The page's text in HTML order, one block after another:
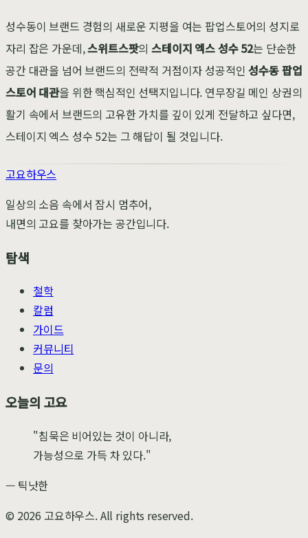
성수동이 브랜드 경험의 새로운 지평을 여는 팝업스토어의 성지로
자리 잡은 가운데,스위트스팟의스테이지 엑스 성수 52는 단순한
공간 대관을 넘어 브랜드의 전략적 거점이자 성공적인성수동 팝업
스토어 대관을 위한 핵심적인 선택지입니다. 연무장길 메인 상권의
활기 속에서 브랜드의 고유한 가치를 깊이 있게 전달하고 싶다면,
스테이지 엑스 성수 52는 그 해답이 될 것입니다.
고요하우스
일상의 소음 속에서 잠시 멈추어,
내면의 고요를 찾아가는 공간입니다.
탐색
철학
칼럼
가이드
커뮤니티
문의
오늘의 고요
"침묵은 비어있는 것이 아니라,
가능성으로 가득 차 있다."
— 틱낫한
© 2026 고요하우스. All rights reserved.